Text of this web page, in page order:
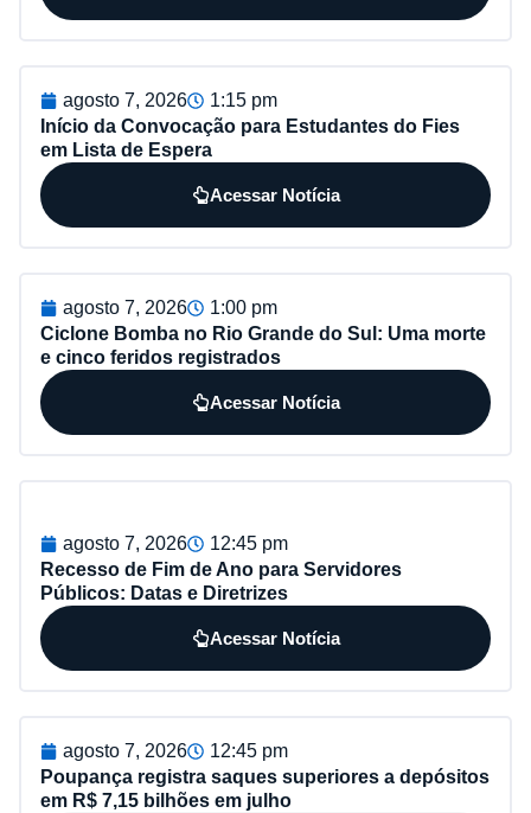
agosto 7, 2026
1:15 pm
Início da Convocação para Estudantes do Fies
em Lista de Espera
Acessar Notícia
agosto 7, 2026
1:00 pm
Ciclone Bomba no Rio Grande do Sul: Uma morte
e cinco feridos registrados
Acessar Notícia
agosto 7, 2026
12:45 pm
Recesso de Fim de Ano para Servidores
Públicos: Datas e Diretrizes
Acessar Notícia
agosto 7, 2026
12:45 pm
Poupança registra saques superiores a depósitos
em R$ 7,15 bilhões em julho